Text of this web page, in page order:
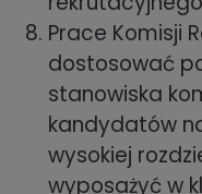
Prace Komisji
dostosować
stanowiska
kandydatów
wysokiej
wyposażyć w